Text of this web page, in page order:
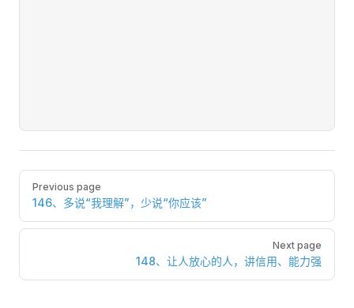
Pager
Previous page
146、多说“我理解”，少说“你应该”
Next page
148、让人放心的人，讲信用、能力强